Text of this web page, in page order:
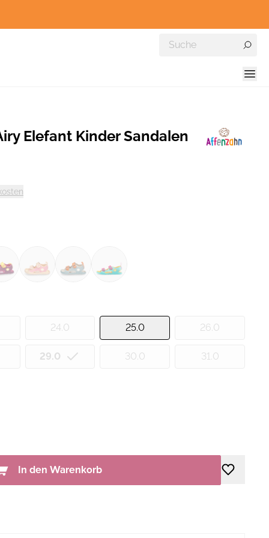
Elefant Kinder Sandalen
24.0 25.0 26.0
29.0 30.0 31.0
In den Warenkorb